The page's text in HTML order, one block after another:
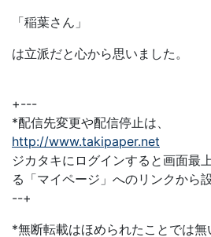
「稲葉さん」
は立派だと心から思いました。
+---
*配信先変更や配信停止は、
http://www.takipaper.net
ジカタキにログインすると画面最
る「マイページ」へのリンクから
--+
*無断転載はほめられたことでは無